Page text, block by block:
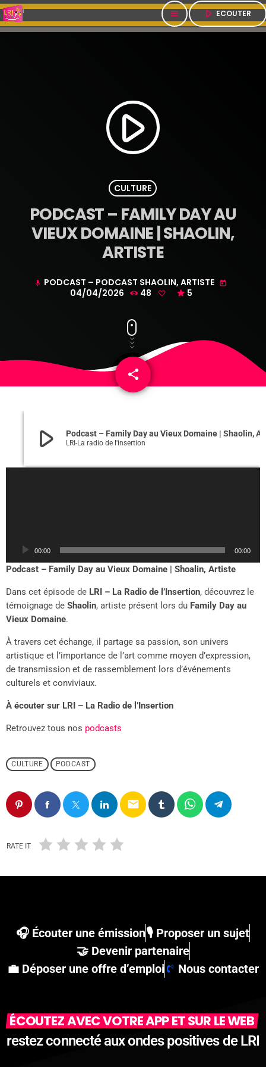
menu play_arrow ECOUTER
play_arrow
CULTURE
PODCAST – FAMILY DAY AU
VIEUX DOMAINE | SHAOLIN,
ARTISTE
mic PODCAST – PODCAST SHAOLIN, ARTISTE today
04/04/2026 48 5
share
email
play_arrow LRI-La radio de l'insertion
a
d
i
o
00:00 00:00
Podcast – Family Day au Vieux Domaine | Shoalin, Artiste
Dans cet épisode de LRI – La Radio de l’Insertion, découvrez le
témoignage de Shaolin, artiste présent lors du Family Day au
Vieux Domaine.
À travers cet échange, il partage sa passion, son univers
artistique et l’importance de l’art comme moyen d’expression,
de transmission et de rassemblement lors d’événements
culturels et conviviaux.
À écouter sur LRI – La Radio de l’Insertion
Retrouvez tous nos podcasts
CULTURE PODCAST
email
RATE IT
🎧 Écouter une émission🎙 Proposer un sujet
🤝 Devenir partenaire
💼 Déposer une offre d’emploi
Nous contacter
ÉCOUTEZ AVEC VOTRE APP ET SUR LE WEB
restez connecté aux ondes positives de LRI